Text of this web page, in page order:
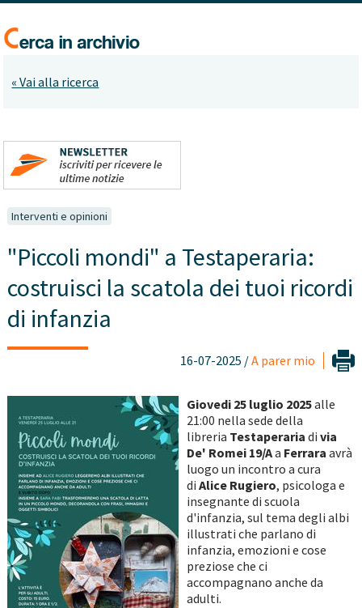
« Vai alla ricerca
Interventi e opinioni
"Piccoli mondi" a Testaperaria:
costruisci la scatola dei tuoi ricordi
di infanzia
16-07-2025 /A parer mio
Giovedi 25 luglio 2025alle
21:00 nella sede della
libreria Testaperaria di via
De' Romei 19/Aa Ferrara avrà
luogo un incontro a cura
di Alice Rugiero, psicologa e
insegnante di scuola
d'infanzia, sul tema degli albi
illustrati che parlano di
infanzia, emozioni e cose
preziose che ci
accompagnano anche da
adulti.